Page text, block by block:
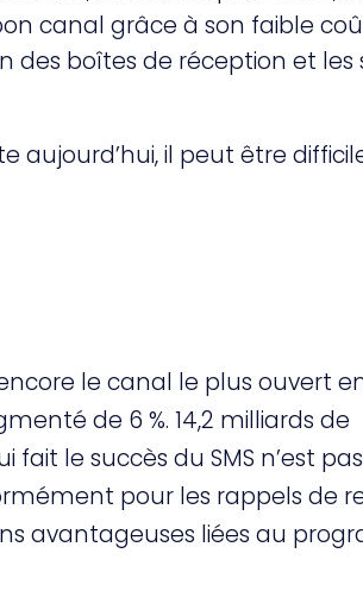
canal grâce à son faible
des boîtes de réception et les
aujourd’hui, il peut être
le canal le plus ouvert
de 6 %. 14,2 milliards de
fait le succès du SMS n’est pas
pour les rappels de
avantageuses liées au